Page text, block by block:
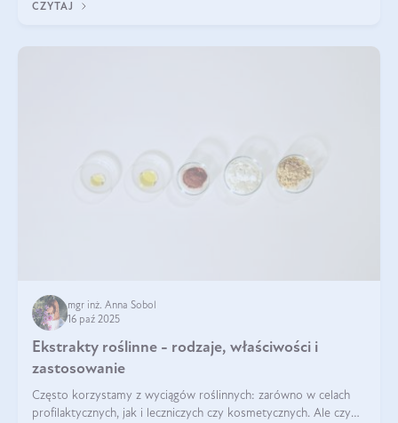
CZYTAJ
mgr inż. Anna Sobol
16 paź 2025
Ekstrakty roślinne - rodzaje, właściwości i
zastosowanie
Często korzystamy z wyciągów roślinnych: zarówno w celach
profilaktycznych, jak i leczniczych czy kosmetycznych. Ale czy